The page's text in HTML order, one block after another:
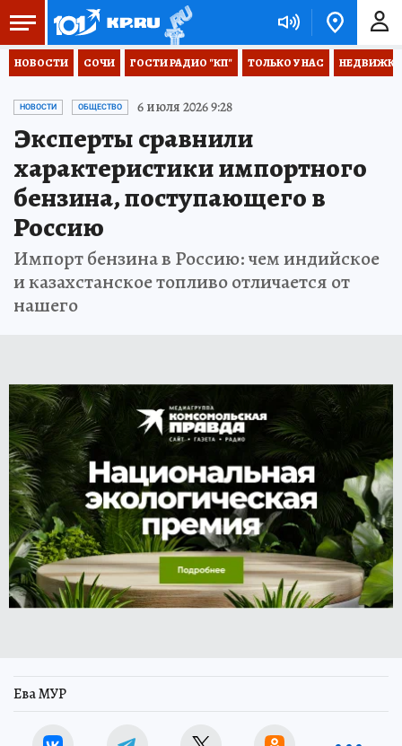
НОВОСТИ СОЧИ ГОСТИ РАДИО "КП" ТОЛЬКО У НАС НЕДВИЖКА
НОВОСТИ ОБЩЕСТВО 6 июля 2026 9:28
Эксперты сравнили
характеристики импортного
бензина, поступающего в
Россию
Импорт бензина в Россию: чем индийское
и казахстанское топливо отличается от
нашего
Ева МУР